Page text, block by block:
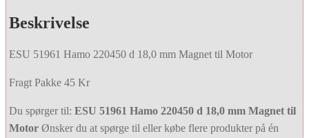
Beskrivelse
ESU 51961 Hamo 220450 d 18,0 mm Magnet til Motor
Fragt Pakke 45 Kr
Du spørger til: ESU 51961 Hamo 220450 d 18,0 mm Magnet til
Motor Ønsker du at spørge til eller købe flere produkter på én